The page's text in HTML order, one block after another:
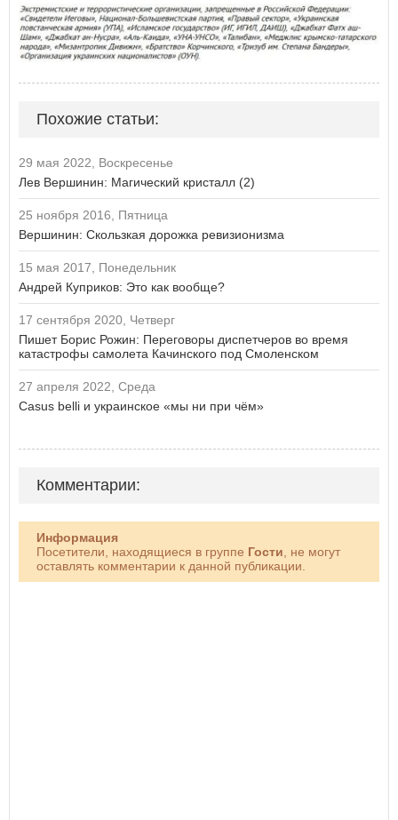
Похожие статьи:
29 мая 2022, Воскресенье
Лев Вершинин: Магический кристалл (2)
25 ноября 2016, Пятница
Вершинин: Скользкая дорожка ревизионизма
15 мая 2017, Понедельник
Андрей Куприков: Это как вообще?
17 сентября 2020, Четверг
Пишет Борис Рожин: Переговоры диспетчеров во время
катастрофы самолета Качинского под Смоленском
27 апреля 2022, Среда
Casus belli и украинское «мы ни при чём»
Комментарии:
Информация
Посетители, находящиеся в группе Гости , не могут
оставлять комментарии к данной публикации.